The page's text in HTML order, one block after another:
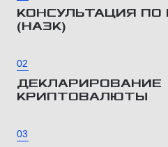
КОНСУЛЬТАЦИЯ
(НАЗК)
02
ДЕКЛАРИРОВАНИЕ
КРИПТОВАЛЮТЫ
03